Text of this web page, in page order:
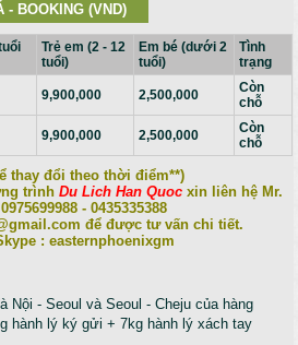
- BOOKING (VND)
Trẻ em (2 - 12
tuổi)
Em bé (dưới 2
tuổi)
Tình
trạng
9,900,000 2,500,000
Còn
chỗ
9,900,000 2,500,000
Còn
chỗ
thay đổi theo thời điểm**)
trình Du Lich Han Quocxin liên hệ Mr.
- 0435335388
để được tư vấn chi tiết.
: easternphoenixgm
Nội - Seoul và Seoul - Cheju của hàng
hành lý ký gửi + 7kg hành lý xách tay